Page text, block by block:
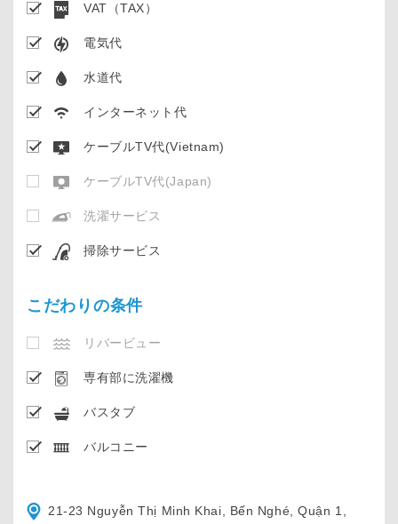
VAT（TAX）
電気代
水道代
インターネット代
ケーブルTV代(Vietnam)
ケーブルTV代(Japan)
洗濯サービス
掃除サービス
こだわりの条件
リバービュー
専有部に洗濯機
バスタブ
バルコニー
21-23 Nguyễn Thị Minh Khai, Bến Nghé, Quận 1,